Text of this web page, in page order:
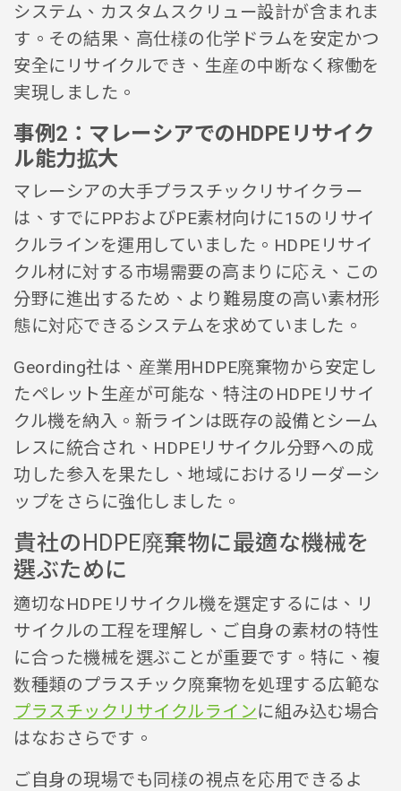
システム、カスタムスクリュー設計が含まれま
す。その結果、高仕様の化学ドラムを安定かつ
安全にリサイクルでき、生産の中断なく稼働を
実現しました。
事例2：マレーシアでのHDPEリサイク
ル能力拡大
マレーシアの大手プラスチックリサイクラー
は、すでにPPおよびPE素材向けに15のリサイ
クルラインを運用していました。HDPEリサイ
クル材に対する市場需要の高まりに応え、この
分野に進出するため、より難易度の高い素材形
態に対応できるシステムを求めていました。
Geording社は、産業用HDPE廃棄物から安定し
たペレット生産が可能な、特注のHDPEリサイ
クル機を納入。新ラインは既存の設備とシーム
レスに統合され、HDPEリサイクル分野への成
功した参入を果たし、地域におけるリーダーシ
ップをさらに強化しました。
貴社のHDPE廃棄物に最適な機械を
選ぶために
適切なHDPEリサイクル機を選定するには、リ
サイクルの工程を理解し、ご自身の素材の特性
に合った機械を選ぶことが重要です。特に、複
数種類のプラスチック廃棄物を処理する広範な
プラスチックリサイクルラインに組み込む場合
はなおさらです。
ご自身の現場でも同様の視点を応用できるよ